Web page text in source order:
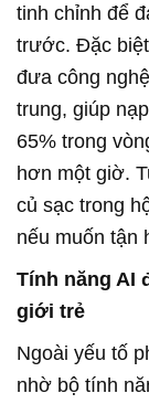
tinh chỉnh để
trước. Đặc
đưa công
trung, giúp
65% trong
hơn một giờ.
củ sạc trong
nếu muốn tận
Tính năng AI
giới trẻ
Ngoài yếu tố
nhờ bộ tính